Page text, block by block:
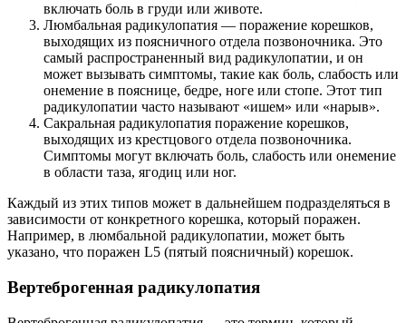
включать боль в груди или животе.
Люмбальная радикулопатия — поражение корешков,
выходящих из поясничного отдела позвоночника. Это
самый распространенный вид радикулопатии, и он
может вызывать симптомы, такие как боль, слабость или
онемение в пояснице, бедре, ноге или стопе. Этот тип
радикулопатии часто называют «ишем» или «нарыв».
Сакральная радикулопатия поражение корешков,
выходящих из крестцового отдела позвоночника.
Симптомы могут включать боль, слабость или онемение
в области таза, ягодиц или ног.
Каждый из этих типов может в дальнейшем подразделяться в
зависимости от конкретного корешка, который поражен.
Например, в люмбальной радикулопатии, может быть
указано, что поражен L5 (пятый поясничный) корешок.
Вертеброгенная радикулопатия